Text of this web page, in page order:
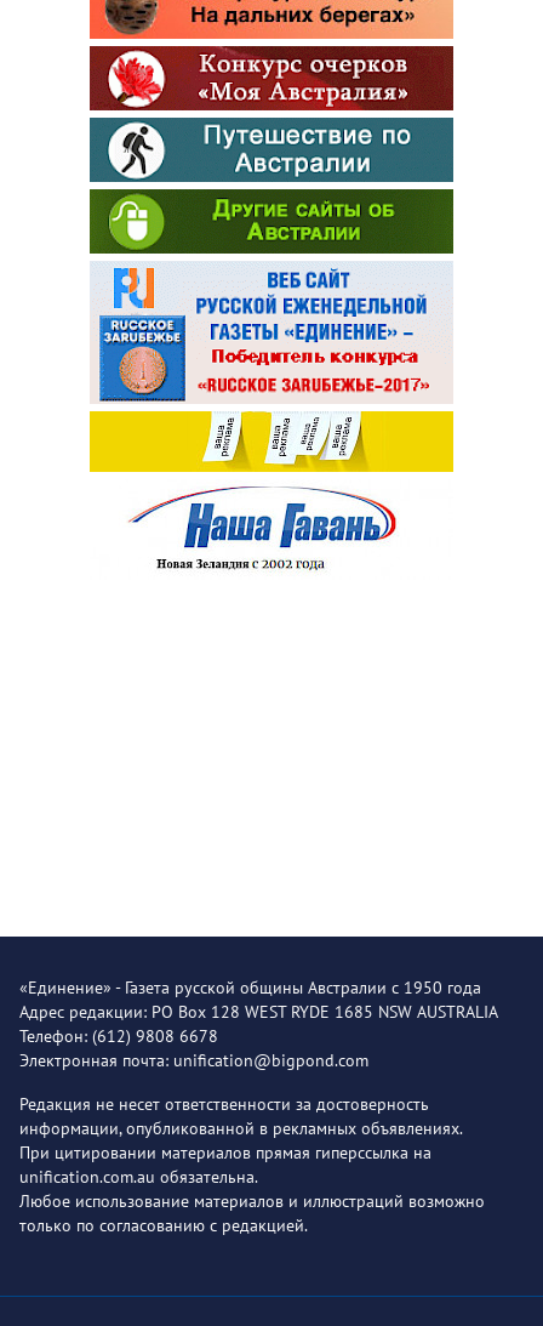
«Единение» - Газета русской общины Австралии с 1950 года
Адрес редакции: PO Box 128 WEST RYDE 1685 NSW AUSTRALIA
Телефон: (612) 9808 6678
Электронная почта: unification@bigpond.com
Редакция не несет ответственности за достоверность
информации, опубликованной в рекламных объявлениях.
При цитировании материалов прямая гиперссылка на
unification.com.au обязательна.
Любое использование материалов и иллюстраций возможно
только по согласованию с редакцией.